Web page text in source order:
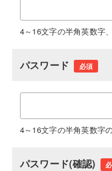
4～16文字の半角英数字
パスワード 必須
4～16文字の半角英数字
パスワード(確認)